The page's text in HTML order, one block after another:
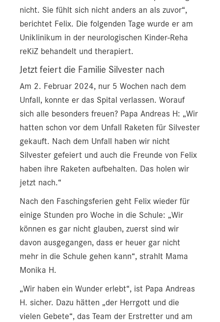
nicht. Sie fühlt sich nicht anders an als zuvor“,
berichtet Felix. Die folgenden Tage wurde er am
Uniklinikum in der neurologischen Kinder-Reha
reKiZ behandelt und therapiert.
Jetzt feiert die Familie Silvester nach
Am 2. Februar 2024, nur 5 Wochen nach dem
Unfall, konnte er das Spital verlassen. Worauf
sich alle besonders freuen? Papa Andreas H: „Wir
hatten schon vor dem Unfall Raketen für Silvester
gekauft. Nach dem Unfall haben wir nicht
Silvester gefeiert und auch die Freunde von Felix
haben ihre Raketen aufbehalten. Das holen wir
jetzt nach.“
Nach den Faschingsferien geht Felix wieder für
einige Stunden pro Woche in die Schule: „Wir
können es gar nicht glauben, zuerst sind wir
davon ausgegangen, dass er heuer gar nicht
mehr in die Schule gehen kann“, strahlt Mama
Monika H.
„Wir haben ein Wunder erlebt“, ist Papa Andreas
H. sicher. Dazu hätten „der Herrgott und die
vielen Gebete“, das Team der Erstretter und am